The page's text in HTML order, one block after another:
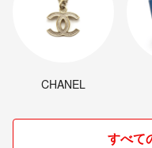
CHANEL
すべて